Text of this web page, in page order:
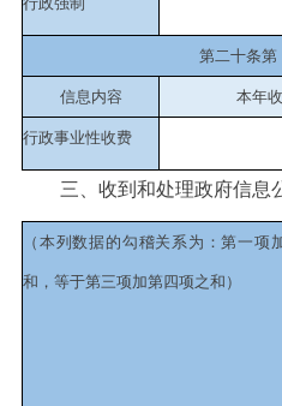
第二十条第
信息内容 本年
行政事业性收费
三、收到和处理政府信息
（ 本列数据的勾稽关系为：第一项
和，等于第三项加第四项之和）